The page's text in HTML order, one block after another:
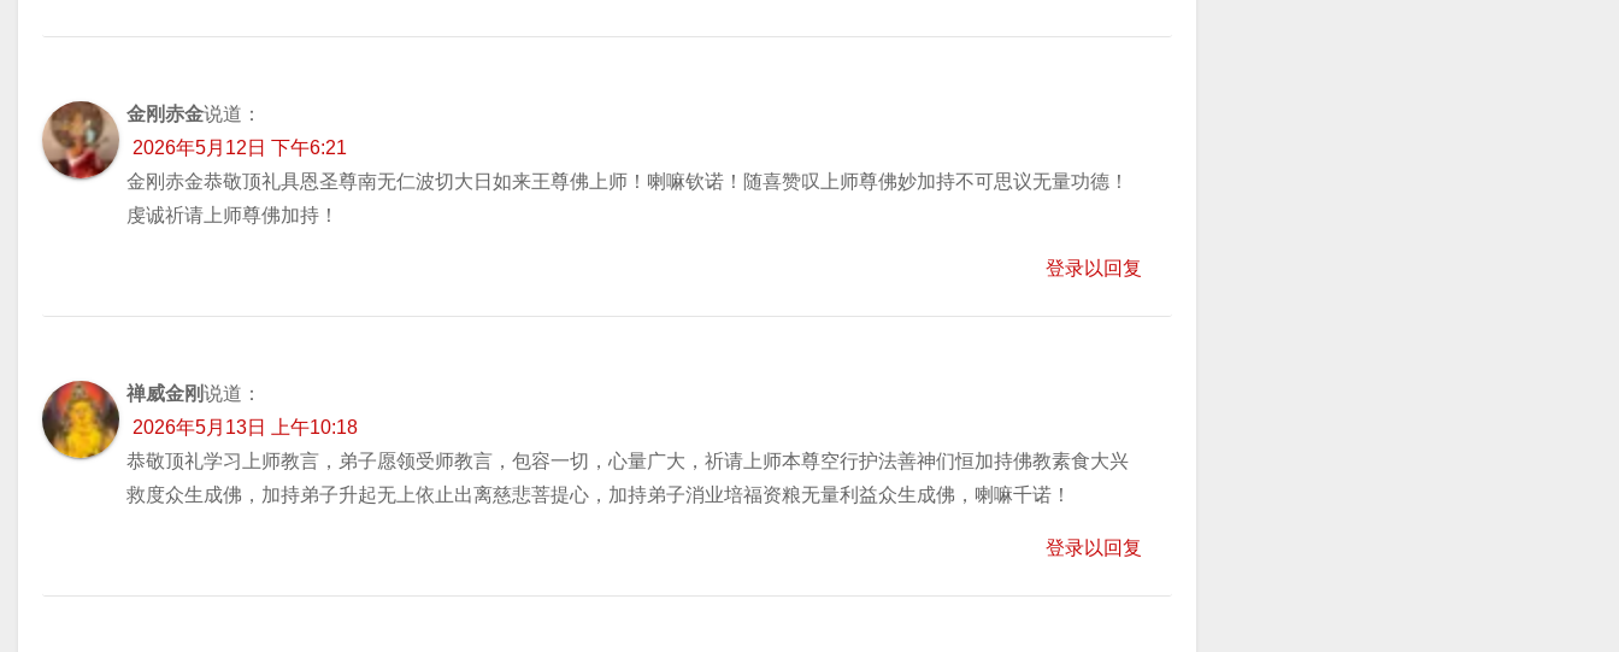
金刚赤金说道：
2026年5月12日 下午6:21
金刚赤金恭敬顶礼具恩圣尊南无仁波切大日如来王尊佛上师！喇嘛钦诺！随喜赞叹上师尊佛妙加持不可思议无量功德！
虔诚祈请上师尊佛加持！
登录以回复
禅威金刚说道：
2026年5月13日 上午10:18
恭敬顶礼学习上师教言，弟子愿领受师教言，包容一切，心量广大，祈请上师本尊空行护法善神们恒加持佛教素食大兴
救度众生成佛，加持弟子升起无上依止出离慈悲菩提心，加持弟子消业培福资粮无量利益众生成佛，喇嘛千诺！
登录以回复